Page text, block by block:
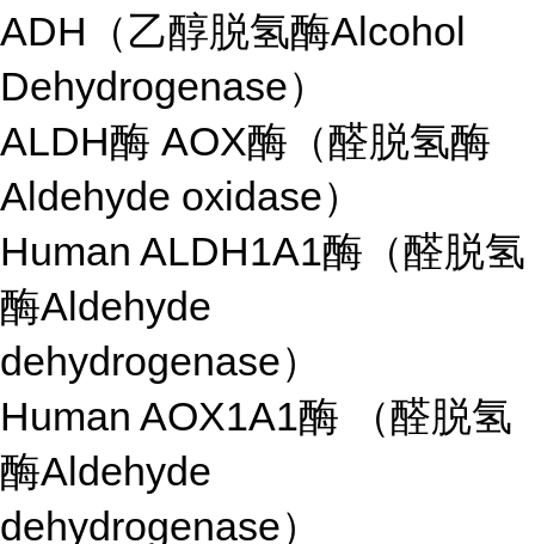
ADH（乙醇脱氢酶Alcohol
Dehydrogenase）
ALDH酶 AOX酶（醛脱氢酶
Aldehyde oxidase）
Human ALDH1A1酶（醛脱氢
酶Aldehyde
dehydrogenase）
Human AOX1A1酶 （醛脱氢
酶Aldehyde
dehydrogenase）